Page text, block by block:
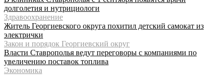
долголетия и нутрициологи
Здравоохранение
Житель Георгиевского округа похитил детский самокат из
электрички
Закон и порядок Георгиевский округ
Власти Ставрополья ведут переговоры с компаниями по
увеличению поставок топлива
Экономика